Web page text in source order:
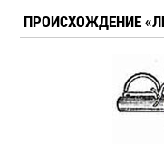
ПРОИСХОЖДЕНИЕ